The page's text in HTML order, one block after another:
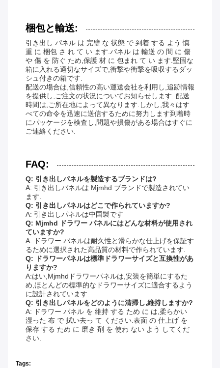
梱包と輸送:
引き出し パネル は 完璧 な 状態 で 到着 する よう 慎
重 に 梱包 さ れ て い ます.パネル は 輸送 の 間 に 傷
や 傷 を 防ぐ ため,保護 材 に 包まれ て い ます.堅固な
箱に入れる適切なサイズで,衝撃や衝撃を吸収するダッ
シュ付きの箱です.
配送の場合は,信頼性の高い運送会社を利用し,追跡情報
を提供し,ご注文の状況についてお知らせします. 配送
時間は,ご所在地によって異なります.しかし,我々はす
べての命令を迅速に送信するために努力します到着時
にパッケージを検査し,問題や損傷がある場合はすぐに
ご連絡ください.
FAQ:
Q: 引き出しパネルを製造するブランドは?
A: 引き出しパネルは Mjmhd ブランドで製造されてい
ます.
Q: 引き出しパネルはどこで作られていますか?
A: 引き出しパネルは中国製です
Q: Mjmhd ドラワー パネルにはどんな材料が使用され
ていますか?
A: ドラワー パネルは耐久性と滑らかな仕上げを保証す
るために選択された高品質の材料で作られています.
Q: ドラワーパネルは標準ドラワーサイズと互換性があ
りますか?
A:はい,Mjmhdドラワーパネルは,安装を簡単にするた
め,ほとんどの標準的なドラワーサイズに適合するよう
に設計されています.
Q: 引き出しパネルをどのように清掃し,維持しますか?
A: ドラワー パネル を 維持 する ため に は,柔らかい
湿った 布 で 拭い去っ て ください.表面 の 仕上げ を
保存 する ため に 磨き 剤 を 使わ ない よう してくだ
さい.
Tags: